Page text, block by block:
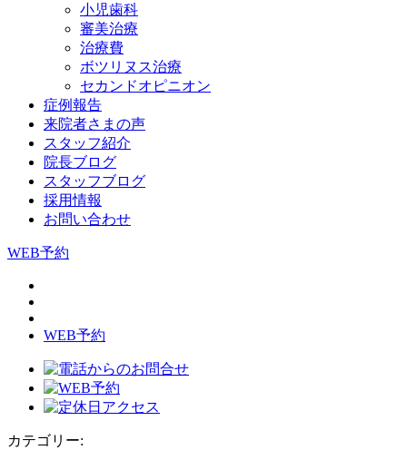
小児歯科
審美治療
治療費
ボツリヌス治療
セカンドオピニオン
症例報告
来院者さまの声
スタッフ紹介
院長ブログ
スタッフブログ
採用情報
お問い合わせ
WEB予約
WEB予約
カテゴリー: